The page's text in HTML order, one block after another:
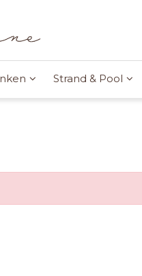
Strand & Pool